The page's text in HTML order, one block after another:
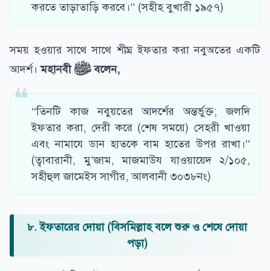
করতে তাড়াতাড়ি করবে।’’ (সহীহ বুখারী ১৯৫৭)
সময় হওয়ার সাথে সাথে শীঘ্র ইফতার করা নবুঅতের একটি
আদর্শ।মহানবীﷺ বলেন,
‘‘তিনটি কাজ নবুয়তের আদর্শের অন্তর্ভুক্ত; জলদি
ইফতার করা, দেরী করে (শেষ সময়ে) সেহরী খাওয়া
এবং নামাযে ডান হাতকে বাম হাতের উপর রাখা।’’
(ত্বাবারানী, মু’জাম, মাজমাউয যাওয়ায়েদ ২/১০৫,
সহীহুল জামেইস সাগীর, আলবানী ৩০৩৮নং)
৮. ইফতারের দোয়া (বিসমিল্লাহ বলে শুরু ও শেষে দোয়া
পড়া)